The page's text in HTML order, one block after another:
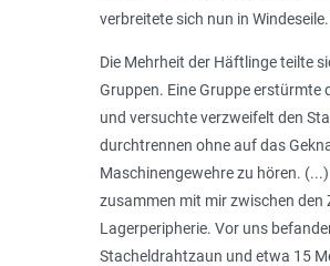
verbreitete sich nun in
Die Mehrheit der Häftlinge teilte
Gruppen. Eine Gruppe erstürmte
und versuchte verzweifelt den
durchtrennen ohne auf das
Maschinengewehre zu hören.
zusammen mit mir zwischen den
Lagerperipherie. Vor uns
Stacheldrahtzaun und etwa 15